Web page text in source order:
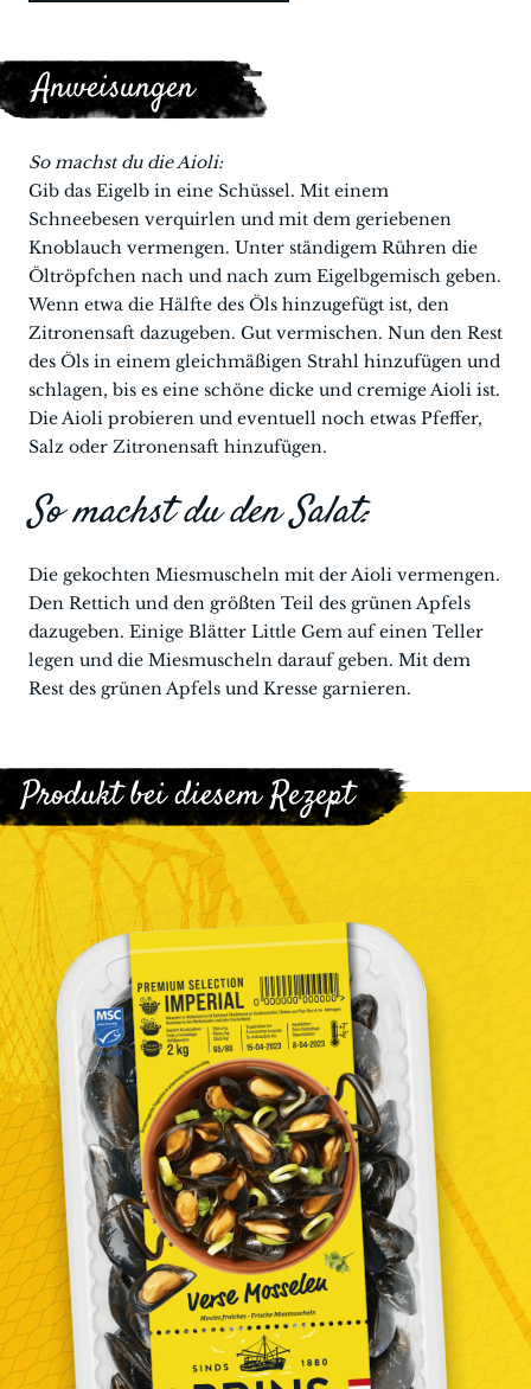
Anweisungen
So machst du die Aioli:
Gib das Eigelb in eine Schüssel. Mit einem
Schneebesen verquirlen und mit dem geriebenen
Knoblauch vermengen. Unter ständigem Rühren die
Öltröpfchen nach und nach zum Eigelbgemisch geben.
Wenn etwa die Hälfte des Öls hinzugefügt ist, den
Zitronensaft dazugeben. Gut vermischen. Nun den Rest
des Öls in einem gleichmäßigen Strahl hinzufügen und
schlagen, bis es eine schöne dicke und cremige Aioli ist.
Die Aioli probieren und eventuell noch etwas Pfeffer,
Salz oder Zitronensaft hinzufügen.
So machst du den Salat:
Die gekochten Miesmuscheln mit der Aioli vermengen.
Den Rettich und den größten Teil des grünen Apfels
dazugeben. Einige Blätter Little Gem auf einen Teller
legen und die Miesmuscheln darauf geben. Mit dem
Rest des grünen Apfels und Kresse garnieren.
Produkt bei diesem Rezept